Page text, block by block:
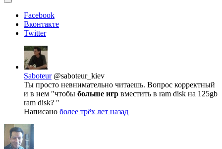
Facebook
Вконтакте
Twitter
Saboteur @saboteur_kiev
Ты просто невнимательно читаешь. Вопрос корректный
и в нем "чтобы больше игр вместить в ram disk на 125gb
ram disk? "
Написано более трёх лет назад